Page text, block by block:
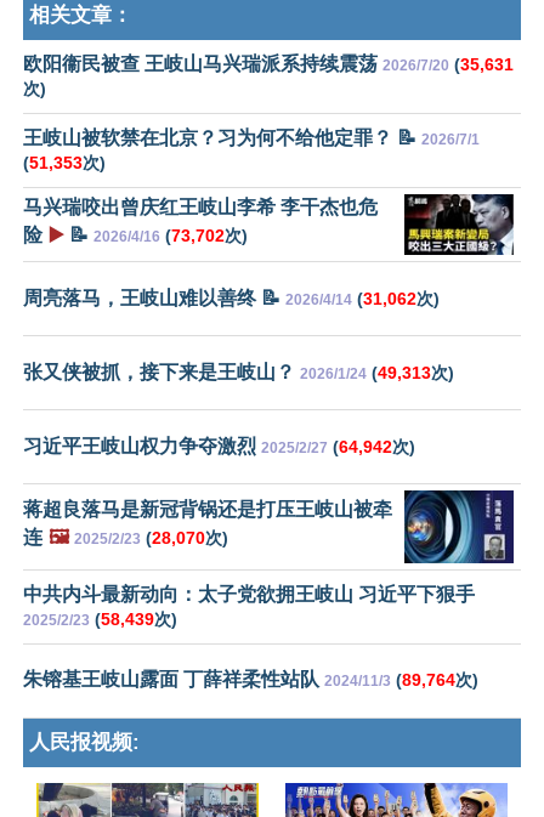
相关文章：
欧阳衞民被查 王岐山马兴瑞派系持续震荡 2026/7/20 (35,631
次)
王岐山被软禁在北京？习为何不给他定罪？ 📝 2026/7/1
(51,353次)
马兴瑞咬出曾庆红王岐山李希 李干杰也危
险 ▶️ 📝 2026/4/16 (73,702次)
周亮落马，王岐山难以善终 📝 2026/4/14 (31,062次)
张又侠被抓，接下来是王岐山？ 2026/1/24 (49,313次)
习近平王岐山权力争夺激烈 2025/2/27 (64,942次)
蒋超良落马是新冠背锅还是打压王岐山被牵
连 🖼️ 2025/2/23 (28,070次)
中共内斗最新动向：太子党欲拥王岐山 习近平下狠手
2025/2/23 (58,439次)
朱镕基王岐山露面 丁薛祥柔性站队 2024/11/3 (89,764次)
人民报视频: